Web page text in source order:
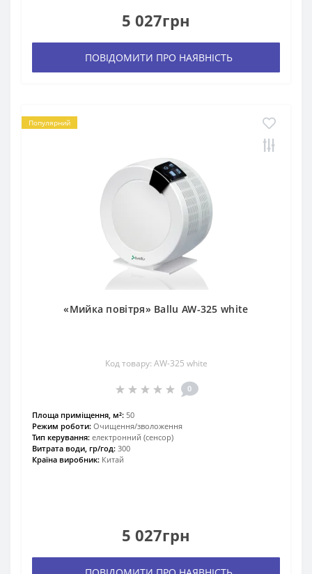
5 027грн
ПОВІДОМИТИ ПРО НАЯВНІСТЬ
Популярний
«Мийка повітря» Ballu AW-325 white
Код товару: AW-325 white
0
Площа приміщення, м²: 50
Режим роботи: Очищення/зволоження
Тип керування: електронний (сенсор)
Витрата води, гр/год: 300
Країна виробник: Китай
5 027грн